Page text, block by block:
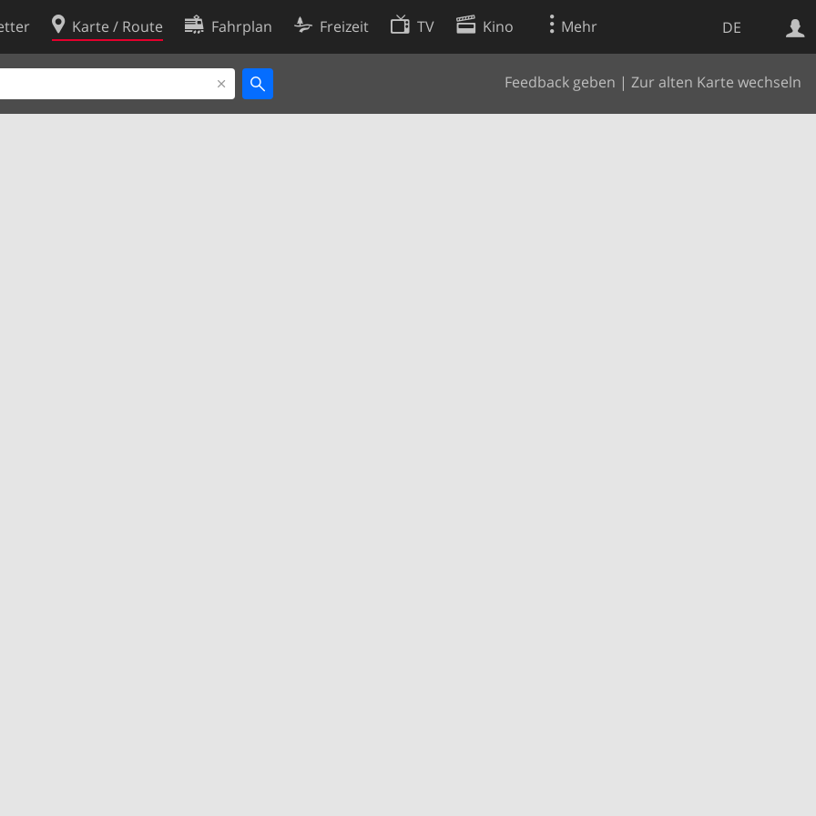
DE
Karte / Route Fahrplan Freizeit TV Kino Mehr
Feedback geben | Zur alten Karte wechseln
Websuche
Cookie-Richtlinie
Cookie-Einstellungen